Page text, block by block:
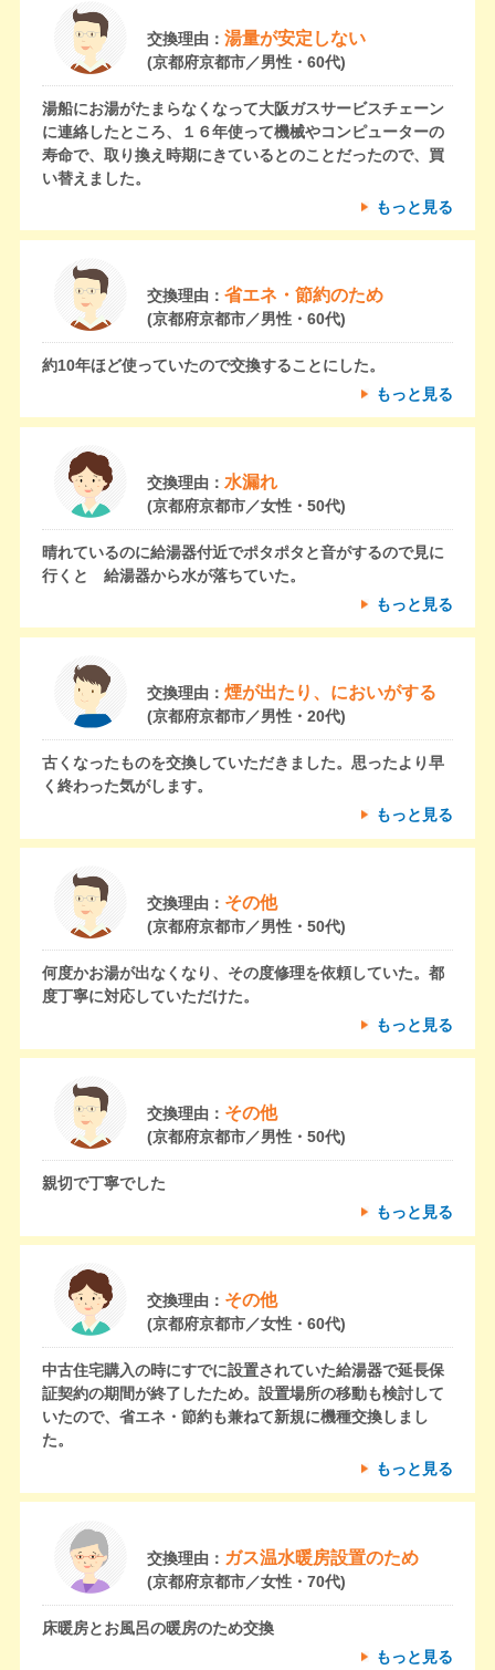
交換理由： 湯量が安定しない
(京都府京都市／男性・60代)
湯船にお湯がたまらなくなって大阪ガスサービスチェーン
に連絡したところ、１６年使って機械やコンピューターの
寿命で、取り換え時期にきているとのことだったので、買
い替えました。
もっと見る
交換理由： 省エネ・節約のため
(京都府京都市／男性・60代)
約10年ほど使っていたので交換することにした。
もっと見る
交換理由： 水漏れ
(京都府京都市／女性・50代)
晴れているのに給湯器付近でポタポタと音がするので見に
行くと 給湯器から水が落ちていた。
もっと見る
交換理由： 煙が出たり、においがする
(京都府京都市／男性・20代)
古くなったものを交換していただきました。思ったより早
く終わった気がします。
もっと見る
交換理由： その他
(京都府京都市／男性・50代)
何度かお湯が出なくなり、その度修理を依頼していた。都
度丁寧に対応していただけた。
もっと見る
交換理由： その他
(京都府京都市／男性・50代)
親切で丁寧でした
もっと見る
交換理由： その他
(京都府京都市／女性・60代)
中古住宅購入の時にすでに設置されていた給湯器で延長保
証契約の期間が終了したため。設置場所の移動も検討して
いたので、省エネ・節約も兼ねて新規に機種交換しまし
た。
もっと見る
交換理由： ガス温水暖房設置のため
(京都府京都市／女性・70代)
床暖房とお風呂の暖房のため交換
もっと見る